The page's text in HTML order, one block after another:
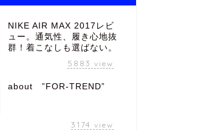
NIKE AIR MAX 2017レビ
ュー。通気性、履き心地抜
群！着こなしも選ばない。
5883 view
about ”FOR-TREND”
3174 view